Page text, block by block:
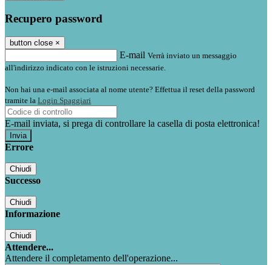
Recupero password
button close ×
E-mail Verrà inviato un messaggio
all'indirizzo indicato con le istruzioni necessarie.
Non hai una e-mail associata al nome utente? Effettua il reset della password
tramite la Login Spaggiari
E-mail inviata, si prega di controllare la casella di posta elettronica!
Errore
Chiudi
Successo
Chiudi
Informazione
Chiudi
Attendere...
Attendere il completamento dell'operazione...